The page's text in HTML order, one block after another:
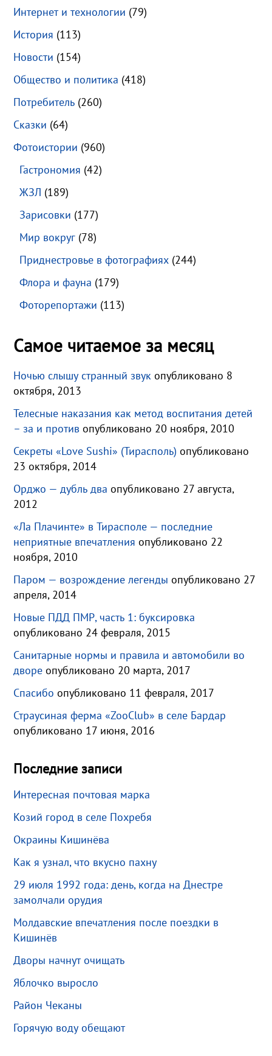
Интернет и технологии (79)
История (113)
Новости (154)
Общество и политика (418)
Потребитель (260)
Сказки (64)
Фотоистории (960)
Гастрономия (42)
ЖЗЛ (189)
Зарисовки (177)
Мир вокруг (78)
Приднестровье в фотографиях (244)
Флора и фауна (179)
Фоторепортажи (113)
Самое читаемое за месяц
Ночью слышу странный звук опубликовано 8
октября, 2013
Телесные наказания как метод воспитания детей
– за и против опубликовано 20 ноября, 2010
Секреты «Love Sushi» (Тирасполь) опубликовано
23 октября, 2014
Орджо — дубль два опубликовано 27 августа,
2012
«Ла Плачинте» в Тирасполе — последние
неприятные впечатления опубликовано 22
ноября, 2010
Паром — возрождение легенды опубликовано 27
апреля, 2014
Новые ПДД ПМР, часть 1: буксировка
опубликовано 24 февраля, 2015
Санитарные нормы и правила и автомобили во
дворе опубликовано 20 марта, 2017
Спасибо опубликовано 11 февраля, 2017
Страусиная ферма «ZooClub» в селе Бардар
опубликовано 17 июня, 2016
Последние записи
Интересная почтовая марка
Козий город в селе Похребя
Окраины Кишинёва
Как я узнал, что вкусно пахну
29 июля 1992 года: день, когда на Днестре
замолчали орудия
Молдавские впечатления после поездки в
Кишинёв
Дворы начнут очищать
Яблочко выросло
Район Чеканы
Горячую воду обещают